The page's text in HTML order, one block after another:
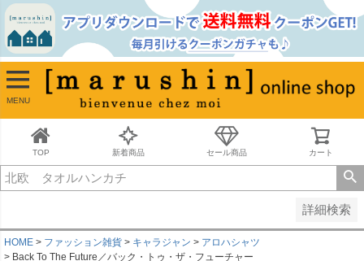
MENU
TOP 新着商品 セール商品 カート
詳細検索
並び順
新着順
古い順
価格が安い順
価格が高い順
キーワードヒット順
HOME ファッション雑貨 キャラジャン
アロハシャツ
Back To The Future／バック・トゥ・ザ・フューチャー